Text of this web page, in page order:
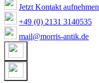
Jetzt Kontakt aufnehmen
+49 (0) 2131 3140535
mail@morris-antik.de